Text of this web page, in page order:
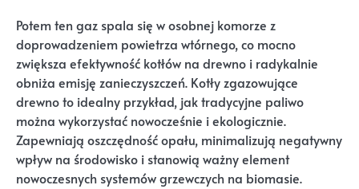
Potem ten gaz spala się w osobnej komorze z
doprowadzeniem powietrza wtórnego, co mocno
zwiększa efektywność kotłów na drewno i radykalnie
obniża emisję zanieczyszczeń. Kotły zgazowujące
drewno to idealny przykład, jak tradycyjne paliwo
można wykorzystać nowocześnie i ekologicznie.
Zapewniają oszczędność opału, minimalizują negatywny
wpływ na środowisko i stanowią ważny element
nowoczesnych systemów grzewczych na biomasie.